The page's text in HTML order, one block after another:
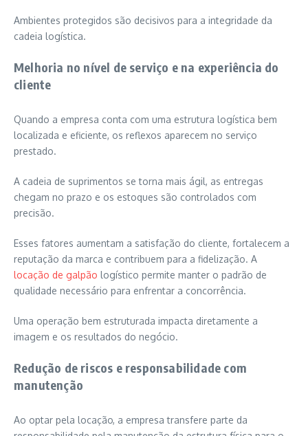
Ambientes protegidos são decisivos para a integridade da
cadeia logística.
Melhoria no nível de serviço e na experiência do
cliente
Quando a empresa conta com uma estrutura logística bem
localizada e eficiente, os reflexos aparecem no serviço
prestado.
A cadeia de suprimentos se torna mais ágil, as entregas
chegam no prazo e os estoques são controlados com
precisão.
Esses fatores aumentam a satisfação do cliente, fortalecem a
reputação da marca e contribuem para a fidelização. A
locação de galpão logístico permite manter o padrão de
qualidade necessário para enfrentar a concorrência.
Uma operação bem estruturada impacta diretamente a
imagem e os resultados do negócio.
Redução de riscos e responsabilidade com
manutenção
Ao optar pela locação, a empresa transfere parte da